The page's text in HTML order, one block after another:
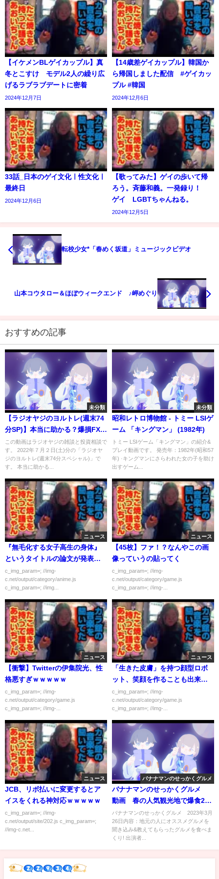
【イケメンBLゲイカップル】真
冬とこすけ モデル2人の繰り広
げるラブラブデートに密着
2024年12月7日
【14歳差ゲイカップル】韓国か
ら帰国しました配信 #ゲイカッ
プル #韓国
2024年12月6日
33話_日本のゲイ文化ㅣ性文化ㅣ
最終日
2024年12月6日
【歌ってみた】ゲイの歩いて帰
ろう。斉藤和義。一発録り！
ゲイ LGBTちゃんねる。
2024年12月5日
転校少女*「春めく坂道」ミュージックビデオ
山本コウタロー＆ほぼウィークエンド ♪岬めぐり
おすすめの記事
未分類
【ラジオヤジのヨルトレ(週末74
分SP)】本当に助かる？爆損FX－
876万円！ 毎回、視聴者の皆様
からの楽しいメールを紹介しつ
つ、トレードの手法やコツを考
投資力を高めよう。
この動画はラジオヤジの雑談と投資相談で
す。 2022年７月２日(土)分の「ラジオヤ
ジのヨルトレ(週末74分スペシャル)」で
す。 本当に助かる...
未分類
昭和レトロ博物館 - トミー LSIゲ
ーム 「キングマン」 (1982年)
トミー LSIゲーム「キングマン」の紹介&
プレイ動画です。 発売年：1982年(昭和57
年) ·キングマンにさらわれた女の子を助け
出すゲーム...
ニュース
『無毛化する女子高生の身体』
というタイトルの論文が発表さ
れる
c_img_param=; //img-
c.net/output/category/anime.js
c_img_param=; //img...
ニュース
【45枚】ファ！？なんやこの画
像っていうの貼ってく
c_img_param=; //img-
c.net/output/category/game.js
c_img_param=; //img-...
ニュース
【衝撃】Twitterの伊集院光、性
格悪すぎｗｗｗｗｗ
c_img_param=; //img-
c.net/output/category/game.js
c_img_param=; //img-...
ニュース
「生きた皮膚」を持つ顔型ロボ
ット、笑顔を作ることも出来る
模様
c_img_param=; //img-
c.net/output/category/game.js
c_img_param=; //img-...
ニュース
JCB、リボ払いに変更するとア
イスをくれる神対応ｗｗｗｗｗ
c_img_param=; //img-
c.net/output/site/202.js c_img_param=;
//img-c.net...
バナナマンのせっかくグルメ
バナナマンのせっかくグルメ
動画 春の人気観光地で爆食2時
間スぺシャル 3月26日
バナナマンのせっかくグルメ 2023年3月
26日内容：地元の人にオススメグルメを
聞き込み&教えてもらったグルメを食べま
くり! 出演者...